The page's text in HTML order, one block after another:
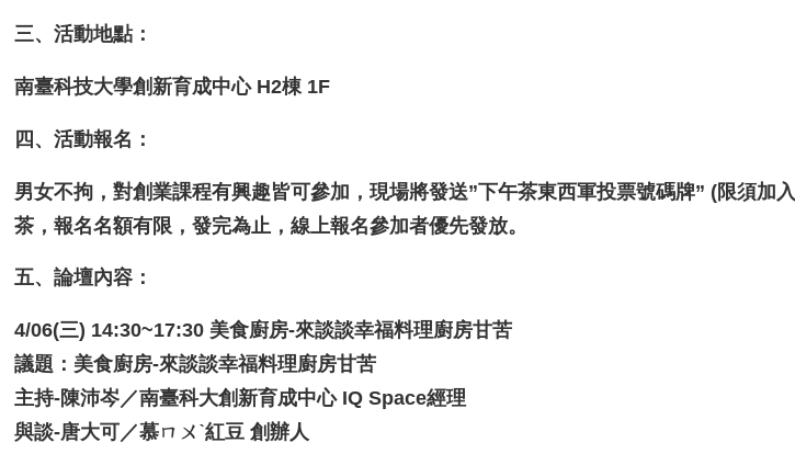
三、活動地點：
南臺科技大學創新育成中心 H2棟 1F
四、活動報名：
男女不拘，對創業課程有興趣皆可參加，現場將發送”下午茶東西軍投票號碼牌” (限須加入
茶，報名名額有限，發完為止，線上報名參加者優先發放。
五、論壇內容：
4/06(三) 14:30~17:30 美食廚房-來談談幸福料理廚房甘苦
議題：美食廚房-來談談幸福料理廚房甘苦
主持-陳沛岑／南臺科大創新育成中心 IQ Space經理
與談-唐大可／慕ㄇㄨˋ紅豆 創辦人